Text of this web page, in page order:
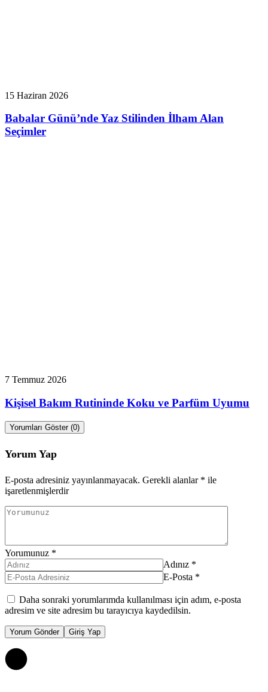
15 Haziran 2026
Babalar Günü’nde Yaz Stilinden İlham Alan
Seçimler
7 Temmuz 2026
Kişisel Bakım Rutininde Koku ve Parfüm Uyumu
Yorumları Göster (0)
Yorum Yap
E-posta adresiniz yayınlanmayacak. Gerekli alanlar * ile
işaretlenmişlerdir
Yorumunuz *
Adınız *
E-Posta *
Daha sonraki yorumlarımda kullanılması için adım, e-posta
adresim ve site adresim bu tarayıcıya kaydedilsin.
Yorum Gönder Giriş Yap